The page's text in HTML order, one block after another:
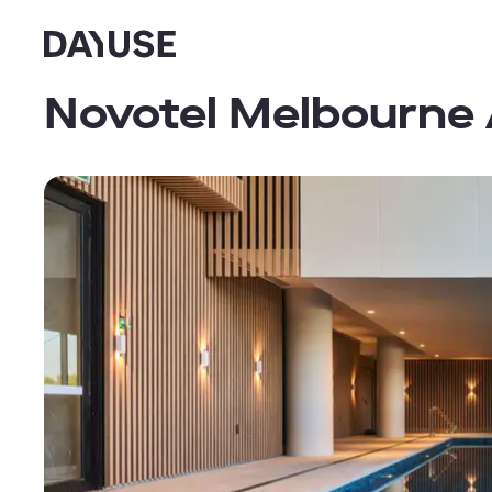
Dayuse
Novotel